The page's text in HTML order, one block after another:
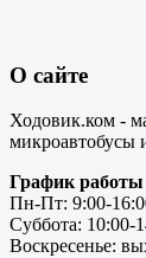
О сайте
Ходовик.ком -
микроавтобусы
График работы
Пн-Пт: 9:00-
Суббота: 10:00-
Воскресенье: